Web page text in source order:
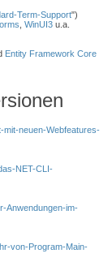
Term-Support")
WinUI3 u.a.
Entity Framework Core
mit-neuen-Webfeatures-
NET-CLI-
Anwendungen-im-
von-Program-Main-